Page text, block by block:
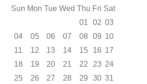
Sun Mon Tue Wed Thu Fri Sat
01
02 03
04
05 06 07 08 09 10
11
12 13 14 15 16 17
18
19 20 21 22 23 24
25
26 27 28 29 30 31